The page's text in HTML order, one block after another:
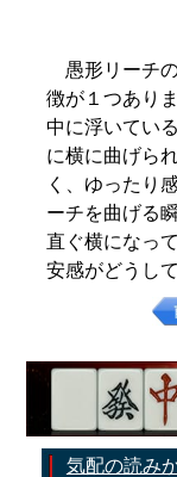
愚形リーチ
徴が１つあり
中に浮いてい
に横に曲げら
く、ゆったり
ーチを曲げる
直ぐ横になっ
安感がどうし
気配の読み